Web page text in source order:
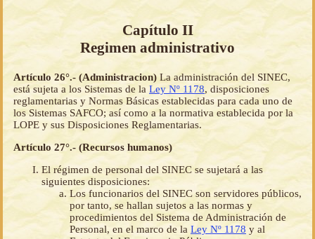
Capítulo II
Regimen administrativo
Artículo 26°.- (Administracion) La administración del SINEC,
está sujeta a los Sistemas de la Ley Nº 1178, disposiciones
reglamentarias y Normas Básicas establecidas para cada uno de
los Sistemas SAFCO; así como a la normativa establecida por la
LOPE y sus Disposiciones Reglamentarias.
Artículo 27°.- (Recursos humanos)
El régimen de personal del SINEC se sujetará a las
siguientes disposiciones:
Los funcionarios del SINEC son servidores públicos,
por tanto, se hallan sujetos a las normas y
procedimientos del Sistema de Administración de
Personal, en el marco de la Ley Nº 1178 y al